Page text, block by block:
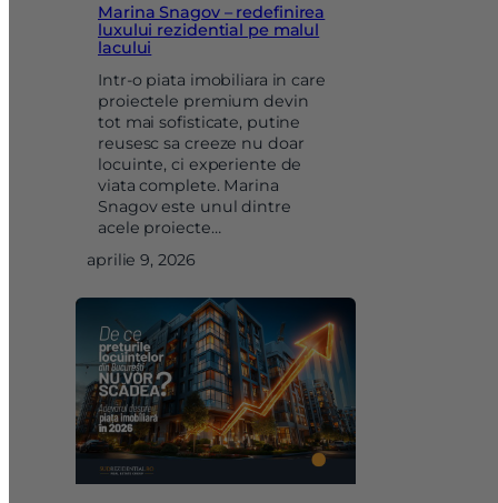
Marina Snagov – redefinirea
luxului rezidential pe malul
lacului
Intr-o piata imobiliara in care
proiectele premium devin
tot mai sofisticate, putine
reusesc sa creeze nu doar
locuinte, ci experiente de
viata complete. Marina
Snagov este unul dintre
acele proiecte…
aprilie 9, 2026